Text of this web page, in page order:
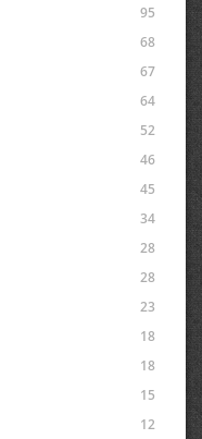
95
68
67
64
52
46
45
34
28
28
23
18
18
15
12